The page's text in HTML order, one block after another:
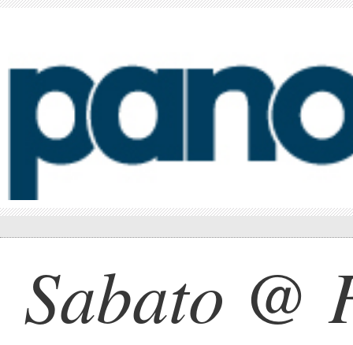
Sabato @